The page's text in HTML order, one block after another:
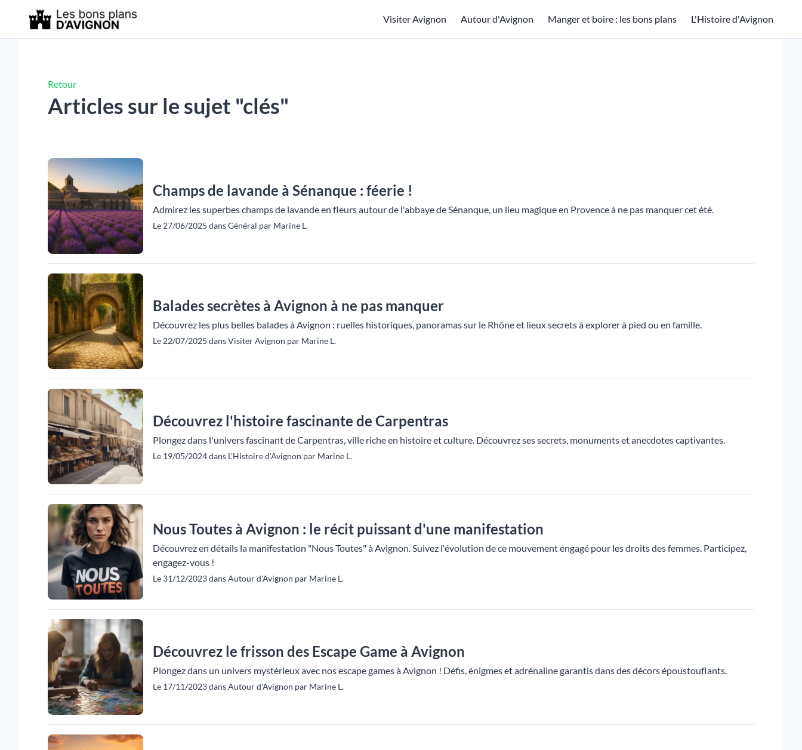
Visiter Avignon Autour d'Avignon Manger et boire : les bons plans L'Histoire d'Avignon
Retour
Articles sur le sujet "clés"
Champs de lavande à Sénanque : féerie !
Admirez les superbes champs de lavande en fleurs autour de l'abbaye de Sénanque, un lieu magique en Provence à ne pas manquer cet été.
Le 27/06/2025 dans Général par Marine L.
Balades secrètes à Avignon à ne pas manquer
Découvrez les plus belles balades à Avignon : ruelles historiques, panoramas sur le Rhône et lieux secrets à explorer à pied ou en famille.
Le 22/07/2025 dans Visiter Avignon par Marine L.
Découvrez l'histoire fascinante de Carpentras
Plongez dans l'univers fascinant de Carpentras, ville riche en histoire et culture. Découvrez ses secrets, monuments et anecdotes captivantes.
Le 19/05/2024 dans L'Histoire d'Avignon par Marine L.
Nous Toutes à Avignon : le récit puissant d'une manifestation
Découvrez en détails la manifestation "Nous Toutes" à Avignon. Suivez l'évolution de ce mouvement engagé pour les droits des femmes. Participez,
engagez-vous !
Le 31/12/2023 dans Autour d'Avignon par Marine L.
Découvrez le frisson des Escape Game à Avignon
Plongez dans un univers mystérieux avec nos escape games à Avignon ! Défis, énigmes et adrénaline garantis dans des décors époustouflants.
Le 17/11/2023 dans Autour d'Avignon par Marine L.